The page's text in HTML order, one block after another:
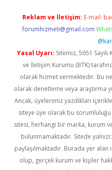
Reklam ve İletişim: E-mail:
forumhizmeti@gmail.com
Yasal Uyarı: Sitemiz, 5651
ve İletişim Kurumu (BTK)
olarak hizmet vermektedir. Bu
olarak denetleme veya araştırma
Ancak, üyelerimiz yazdıkları
siteye üye olarak bu
sitesi, herhangi bir marka, kurum
bulunmamaktadır. Sitede
paylaşılmaktadır. Burada yer
olup, gerçek kurum ve kişiler